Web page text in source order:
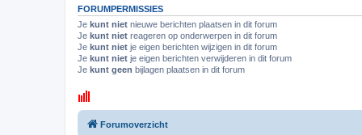
FORUMPERMISSIES
Je kunt niet nieuwe berichten plaatsen in dit forum
Je kunt niet reageren op onderwerpen in dit forum
Je kunt niet je eigen berichten wijzigen in dit forum
Je kunt niet je eigen berichten verwijderen in dit forum
Je kunt geen bijlagen plaatsen in dit forum
Forumoverzicht